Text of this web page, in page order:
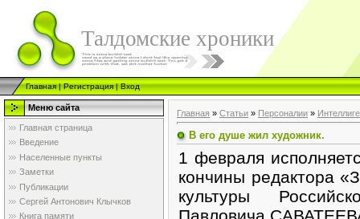
Талдомские хроники
Главная|Регистрация|Вход
Меню сайта
Главная страница
Введение
Населенные пункты
Заметки
Публикации
Сергей Антонович Клычков
Книга памяти
Главная » Статьи » Персоналии »
В его душе жил художник.
1 февраля
кончины редактора
культуры
Павловича